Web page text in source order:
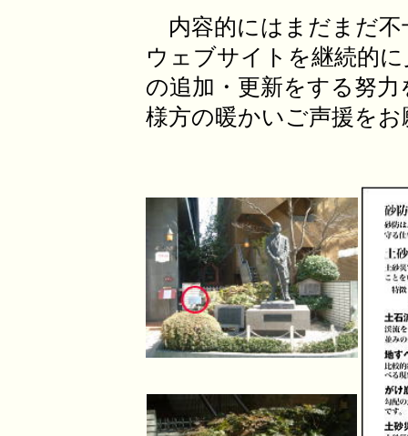
内容的にはまだまだ不
ウェブサイトを継続的
の追加・更新をする努
様方の暖かいご声援を